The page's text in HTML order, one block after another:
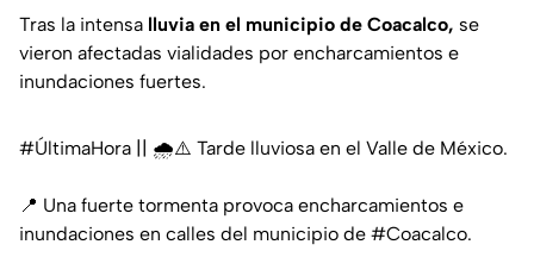
Tras la intensa lluvia en el municipio de Coacalco, se
vieron afectadas vialidades por encharcamientos e
inundaciones fuertes.
#ÚltimaHora || 🌧️⚠️ Tarde lluviosa en el Valle de México.
📍 Una fuerte tormenta provoca encharcamientos e
inundaciones en calles del municipio de #Coacalco.